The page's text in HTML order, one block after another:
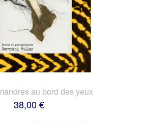
au bord des yeux
38,00 €